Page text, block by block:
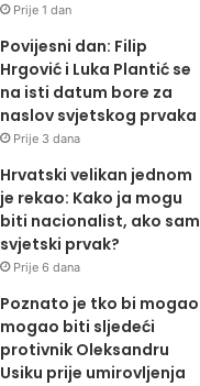
Prije 1 dan
Povijesni dan: Filip
Hrgović i Luka Plantić se
na isti datum bore za
naslov svjetskog prvaka
Prije 3 dana
Hrvatski velikan jednom
je rekao: Kako ja mogu
biti nacionalist, ako sam
svjetski prvak?
Prije 6 dana
Poznato je tko bi mogao
mogao biti sljedeći
protivnik Oleksandru
Usiku prije umirovljenja